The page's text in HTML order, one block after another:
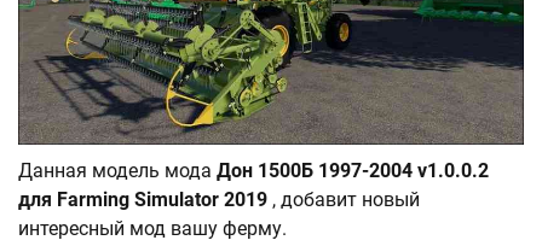
Данная модель мода Дон 1500Б 1997-2004 v1.0.0.2
для Farming Simulator 2019 , добавит новый
интересный мод вашу ферму.